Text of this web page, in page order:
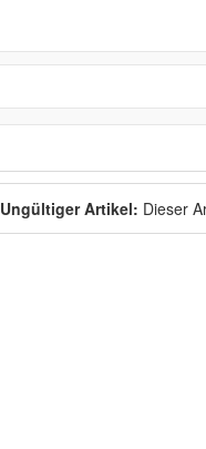
Ungültiger Artikel: Dieser